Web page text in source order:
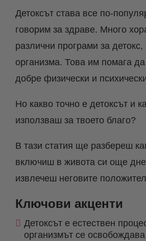
Детоксът става все по-
говорим за здраве. Много
различни програми за детокс,
организма. Това им помага да
добре физически и
Но какво точно е детоксът и
използваш за твоето благо?
В тази статия ще разбереш
включиш в живота си още
извлечеш неговите
Ключови акценти
Детоксът е естествен
организмът се